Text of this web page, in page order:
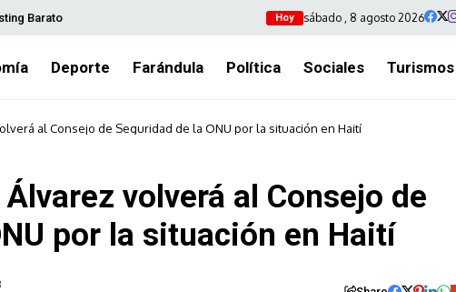
Barato Hoy sábado , 8 agosto 2026
Deporte Farándula Política Sociales Turismos
al Consejo de Seguridad de la ONU por la situación en Haití
volverá al Consejo de
por la situación en Haití